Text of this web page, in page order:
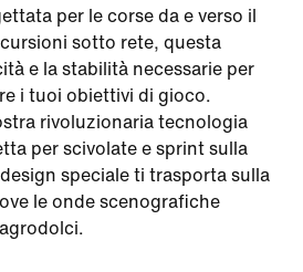
per le corse da e verso il
sotto rete, questa
e la stabilità necessarie per
i tuoi obiettivi di gioco.
rivoluzionaria tecnologia
per scivolate e sprint sulla
speciale ti trasporta sulla
le onde scenografiche